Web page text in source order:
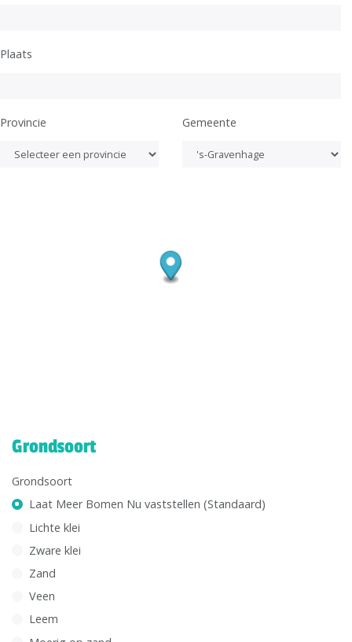
Plaats
Provincie Gemeente
Grondsoort
Grondsoort
Laat Meer Bomen Nu vaststellen (Standaard)
Lichte klei
Zware klei
Zand
Veen
Leem